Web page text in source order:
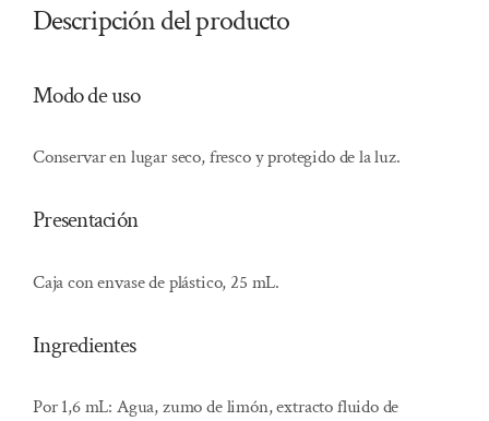
Descripción del producto
Modo de uso
Conservar en lugar seco, fresco y protegido de la luz.
Presentación
Caja con envase de plástico, 25 mL.
Ingredientes
Por 1,6 mL: Agua, zumo de limón, extracto fluido de